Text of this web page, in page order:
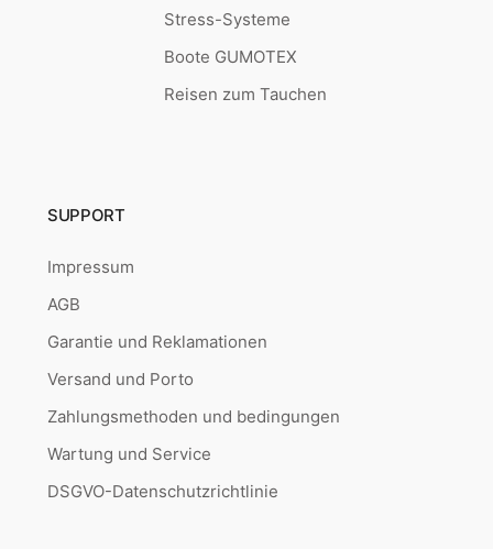
Stress-Systeme
Boote GUMOTEX
Reisen zum Tauchen
SUPPORT
Impressum
AGB
Garantie und Reklamationen
Versand und Porto
Zahlungsmethoden und bedingungen
Wartung und Service
DSGVO-Datenschutzrichtlinie